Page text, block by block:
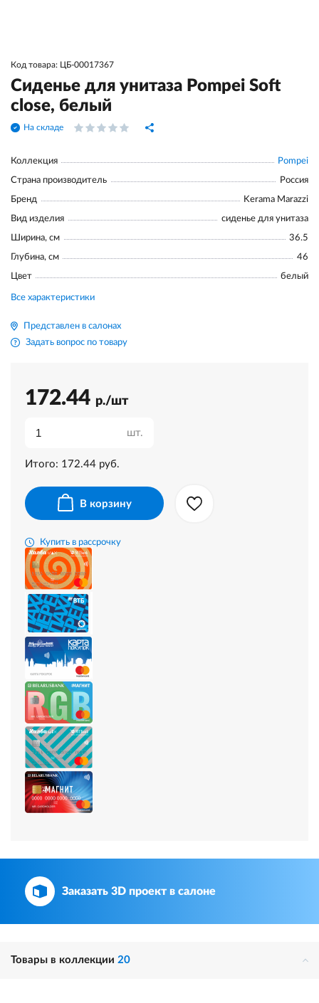
Код товара: ЦБ-00017367
Сиденье для унитаза Pompei Soft
close, белый
На складе
Коллекция Pompei
Страна производитель Россия
Бренд Kerama Marazzi
Вид изделия сиденье для унитаза
Ширина, см 36.5
Глубина, см 46
Цвет белый
Все характеристики
Представлен в салонах
Задать вопрос по товару
172.44 р./шт
шт.
Итого: 172.44 руб.
В корзину
Купить в рассрочку
Заказать 3D проект в салоне
Товары в коллекции 20